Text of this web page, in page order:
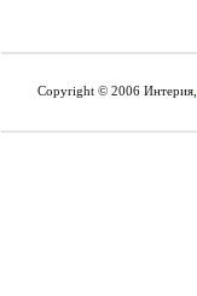
Copyright © 2006 Интерия,